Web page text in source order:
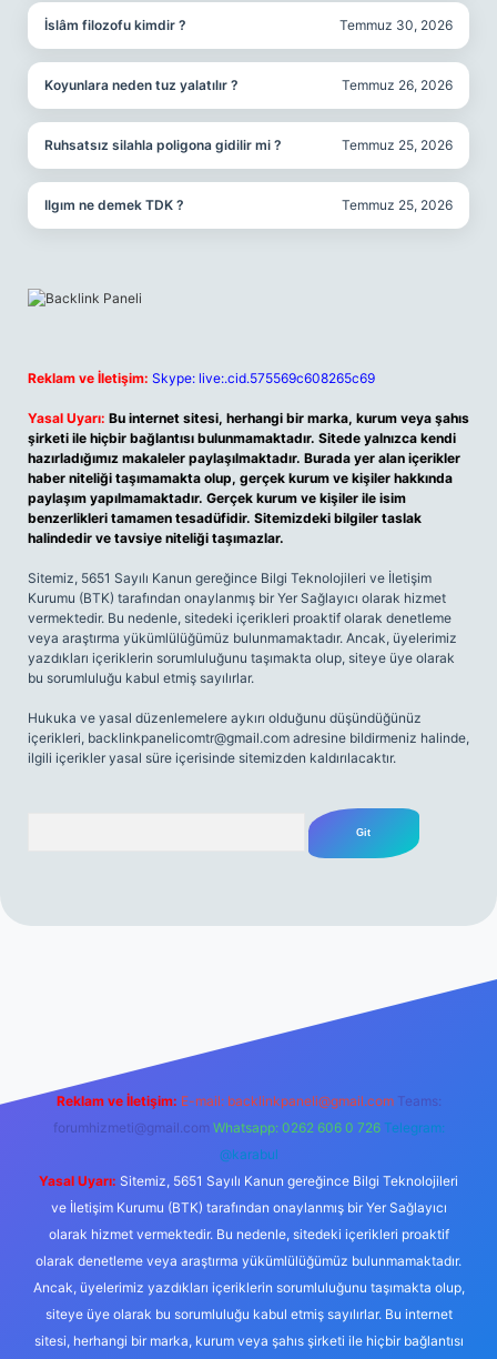
İslâm filozofu kimdir ? Temmuz 30, 2026
Koyunlara neden tuz yalatılır ? Temmuz 26, 2026
Ruhsatsız silahla poligona gidilir mi ? Temmuz 25, 2026
Ilgım ne demek TDK ? Temmuz 25, 2026
Reklam ve İletişim: Skype: live:.cid.575569c608265c69
Yasal Uyarı: Bu internet sitesi, herhangi bir marka, kurum veya şahıs
şirketi ile hiçbir bağlantısı bulunmamaktadır. Sitede yalnızca kendi
hazırladığımız makaleler paylaşılmaktadır. Burada yer alan içerikler
haber niteliği taşımamakta olup, gerçek kurum ve kişiler hakkında
paylaşım yapılmamaktadır. Gerçek kurum ve kişiler ile isim
benzerlikleri tamamen tesadüfidir. Sitemizdeki bilgiler taslak
halindedir ve tavsiye niteliği taşımazlar.
Sitemiz, 5651 Sayılı Kanun gereğince Bilgi Teknolojileri ve İletişim
Kurumu (BTK) tarafından onaylanmış bir Yer Sağlayıcı olarak hizmet
vermektedir. Bu nedenle, sitedeki içerikleri proaktif olarak denetleme
veya araştırma yükümlülüğümüz bulunmamaktadır. Ancak, üyelerimiz
yazdıkları içeriklerin sorumluluğunu taşımakta olup, siteye üye olarak
bu sorumluluğu kabul etmiş sayılırlar.
Hukuka ve yasal düzenlemelere aykırı olduğunu düşündüğünüz
içerikleri, backlinkpanelicomtr@gmail.com adresine bildirmeniz halinde,
ilgili içerikler yasal süre içerisinde sitemizden kaldırılacaktır.
Reklam ve İletişim: E-mail: backlinkpaneli@gmail.com Teams:
forumhizmeti@gmail.com Whatsapp: 0262 606 0 726 Telegram:
@karabul
Yasal Uyarı: Sitemiz, 5651 Sayılı Kanun gereğince Bilgi Teknolojileri
ve İletişim Kurumu (BTK) tarafından onaylanmış bir Yer Sağlayıcı
olarak hizmet vermektedir. Bu nedenle, sitedeki içerikleri proaktif
olarak denetleme veya araştırma yükümlülüğümüz bulunmamaktadır.
Ancak, üyelerimiz yazdıkları içeriklerin sorumluluğunu taşımakta olup,
siteye üye olarak bu sorumluluğu kabul etmiş sayılırlar. Bu internet
sitesi, herhangi bir marka, kurum veya şahıs şirketi ile hiçbir bağlantısı